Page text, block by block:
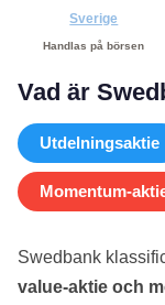
Sverige
Handlas på börsen
Vad är
Utdelningsaktie
Momentum-
Swedbank
value-aktie och